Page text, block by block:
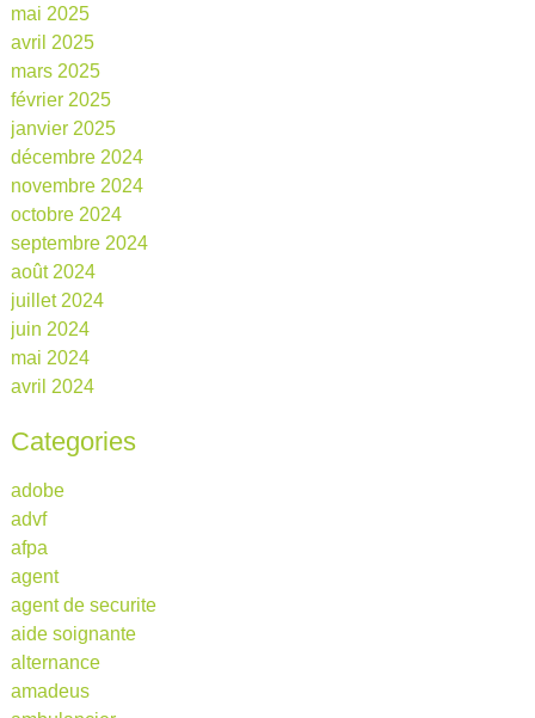
mai 2025
avril 2025
mars 2025
février 2025
janvier 2025
décembre 2024
novembre 2024
octobre 2024
septembre 2024
août 2024
juillet 2024
juin 2024
mai 2024
avril 2024
Categories
adobe
advf
afpa
agent
agent de securite
aide soignante
alternance
amadeus